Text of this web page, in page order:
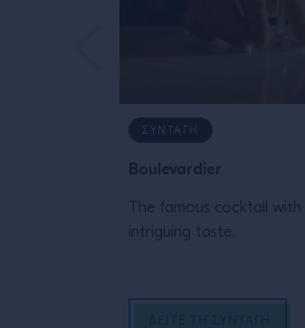
ΣΥΝΤΑΓΉ
Boulevardier
The famous cocktail
intriguing taste.